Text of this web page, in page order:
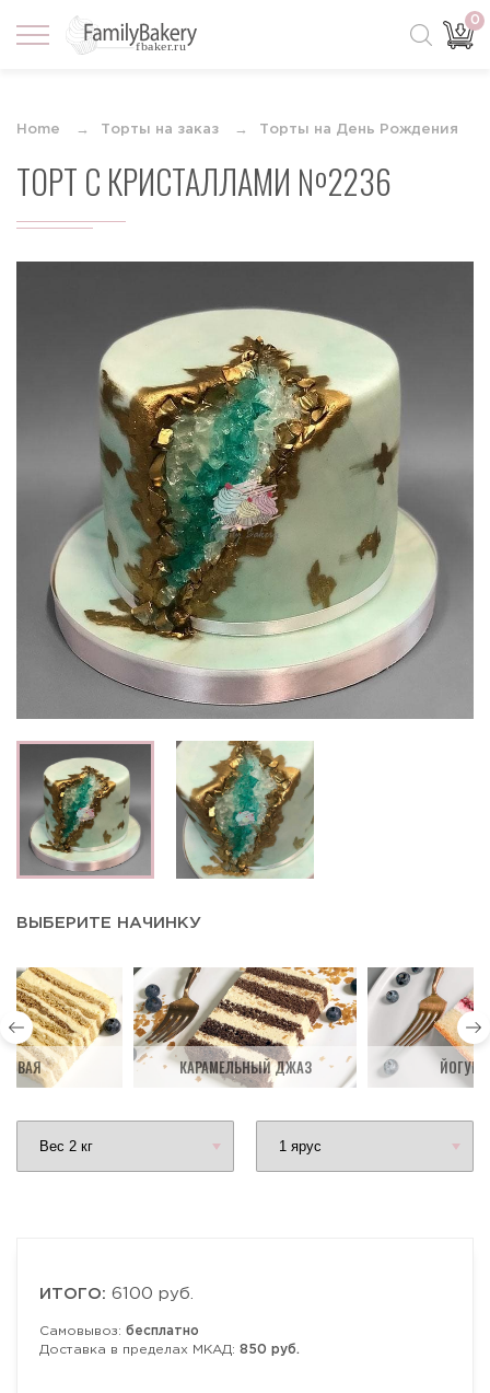
0
Home Торты на заказ Торты на День Рождения
ТОРТ С КРИСТАЛЛАМИ №2236
ВЫБЕРИТЕ НАЧИНКУ
КАРАМЕЛЬНЫЙ ДЖАЗ
ИТОГО: 6100 руб.
Самовывоз: бесплатно
Доставка в пределах МКАД: 850 руб.